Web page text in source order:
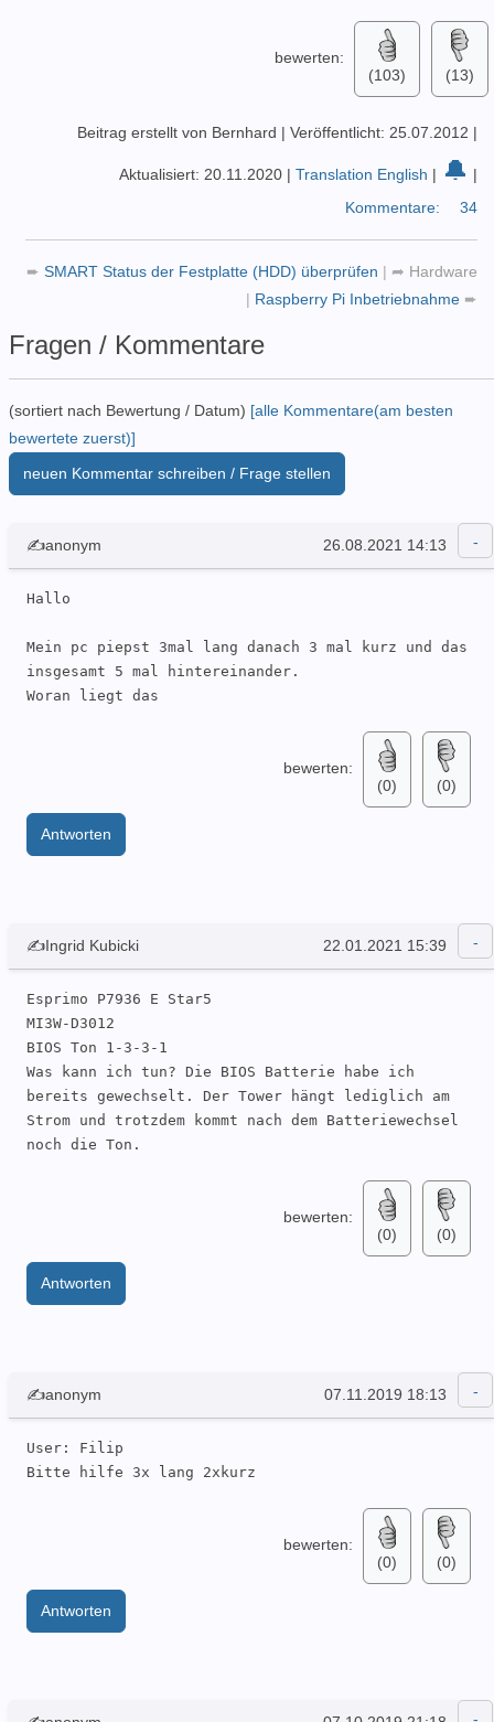
bewerten:
(103)
(13)
Beitrag erstellt von Bernhard | Veröffentlicht: 25.07.2012 |
Aktualisiert: 20.11.2020 | Translation English | 🔔 |
Kommentare:
34
➨ SMART Status der Festplatte (HDD) überprüfen | ➦ Hardware
| Raspberry Pi Inbetriebnahme ➨
Fragen / Kommentare
(sortiert nach Bewertung / Datum) [alle Kommentare(am besten
bewertete zuerst)]
neuen Kommentar schreiben / Frage stellen
✍anonym 26.08.2021 14:13
Hallo
Mein pc piepst 3mal lang danach 3 mal kurz und das
insgesamt 5 mal hintereinander.
Woran liegt das
bewerten:
(0)
(0)
Antworten
✍Ingrid Kubicki 22.01.2021 15:39
Esprimo P7936 E Star5
MI3W-D3012
BIOS Ton 1-3-3-1
Was kann ich tun? Die BIOS Batterie habe ich
bereits gewechselt. Der Tower hängt lediglich am
Strom und trotzdem kommt nach dem Batteriewechsel
noch die Ton.
bewerten:
(0)
(0)
Antworten
✍anonym 07.11.2019 18:13
User: Filip
Bitte hilfe 3x lang 2xkurz
bewerten:
(0)
(0)
Antworten